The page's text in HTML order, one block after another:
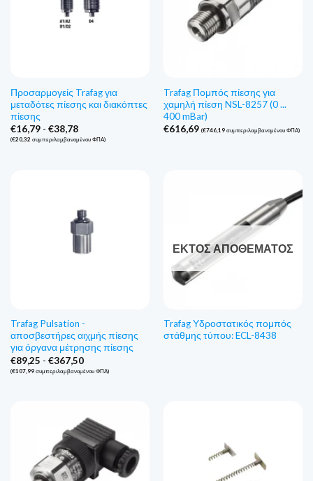
Προσαρμογείς Trafag για
μεταδότες πίεσης και διακόπτες
πίεσης
€16,79 - €38,78Εύρος
τιμών:
€16,79
(€20,32 συμπεριλαμβανομένου ΦΠΑ)
Trafag Πομπός πίεσης για
χαμηλή πίεση NSL-8257 (0 ...
400 mBar)
€616,69 (€746,19συμπεριλαμβανομένου ΦΠΑ)
Trafag Pulsation -
αποσβεστήρες αιχμής πίεσης
για όργανα μέτρησης πίεσης
€89,25 - €367,50Εύρος
τιμών:
(€107,99συμπεριλαμβανομένου ΦΠΑ)
ΕΚΤΌΣ ΑΠΟΘΈΜΑΤΟΣ
Trafag Υδροστατικός πομπός
στάθμης τύπου: ECL-8438